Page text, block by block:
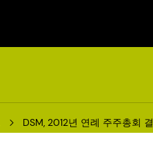
DSM, 2012년 연례 주주총회